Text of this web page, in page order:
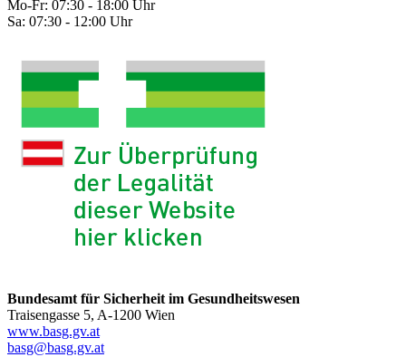
Mo-Fr: 07:30 - 18:00 Uhr
Sa: 07:30 - 12:00 Uhr
Bundesamt für Sicherheit im Gesundheitswesen
Traisengasse 5, A-1200 Wien
www.basg.gv.at
basg@basg.gv.at